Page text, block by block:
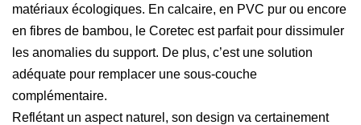
matériaux écologiques. En calcaire, en PVC pur ou encore
en fibres de bambou, le Coretec est parfait pour dissimuler
les anomalies du support. De plus, c’est une solution
adéquate pour remplacer une sous-couche
complémentaire.
Reflétant un aspect naturel, son design va certainement